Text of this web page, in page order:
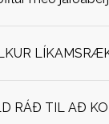
RÁÐ TIL AÐ